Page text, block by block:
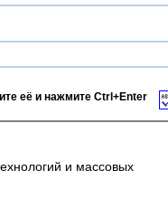
её и нажмите Ctrl+Enter
и массовых